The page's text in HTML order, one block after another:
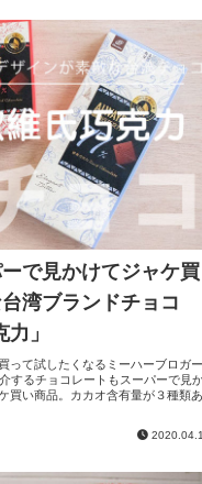
で見かけてジャケ買
湾ブランドチョコ
」
って試したくなるミーハーブロガー
するチョコレートもスーパーで見
買い商品。カカオ含有量が３種類あ